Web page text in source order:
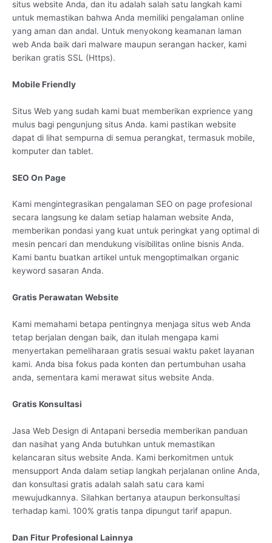
situs website Anda, dan itu adalah salah satu langkah kami
untuk memastikan bahwa Anda memiliki pengalaman online
yang aman dan andal. Untuk menyokong keamanan laman
web Anda baik dari malware maupun serangan hacker, kami
berikan gratis SSL (Https).
Mobile Friendly
Situs Web yang sudah kami buat memberikan exprience yang
mulus bagi pengunjung situs Anda. kami pastikan website
dapat di lihat sempurna di semua perangkat, termasuk mobile,
komputer dan tablet.
SEO On Page
Kami mengintegrasikan pengalaman SEO on page profesional
secara langsung ke dalam setiap halaman website Anda,
memberikan pondasi yang kuat untuk peringkat yang optimal di
mesin pencari dan mendukung visibilitas online bisnis Anda.
Kami bantu buatkan artikel untuk mengoptimalkan organic
keyword sasaran Anda.
Gratis Perawatan Website
Kami memahami betapa pentingnya menjaga situs web Anda
tetap berjalan dengan baik, dan itulah mengapa kami
menyertakan pemeliharaan gratis sesuai waktu paket layanan
kami. Anda bisa fokus pada konten dan pertumbuhan usaha
anda, sementara kami merawat situs website Anda.
Gratis Konsultasi
Jasa Web Design di Antapani bersedia memberikan panduan
dan nasihat yang Anda butuhkan untuk memastikan
kelancaran situs website Anda. Kami berkomitmen untuk
mensupport Anda dalam setiap langkah perjalanan online Anda,
dan konsultasi gratis adalah salah satu cara kami
mewujudkannya. Silahkan bertanya ataupun berkonsultasi
terhadap kami. 100% gratis tanpa dipungut tarif apapun.
Dan Fitur Profesional Lainnya